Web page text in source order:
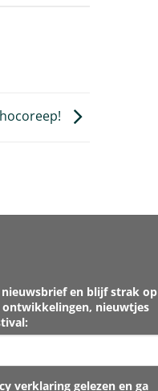
nieuwsbrief en blijf strak op
ontwikkelingen, nieuwtjes
verklaring gelezen en ga